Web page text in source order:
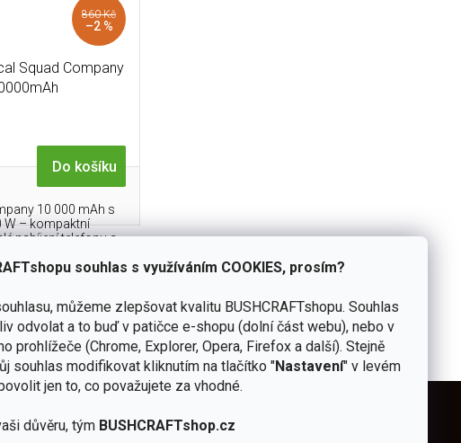
souhlas s využíváním COOKIES, prosím?
můžeme zlepšovat kvalitu BUSHCRAFTshopu. Souhlas
odvolat a to buď v patičce e-shopu (dolní část webu), nebo v
prohlížeče (Chrome, Explorer, Opera, Firefox a další). Stejně
souhlas modifikovat kliknutím na tlačítko "Nastavení" v levém
jen to, co považujete za vhodné.
důvěru, tým BUSHCRAFTshop.cz
860 Kč
–2 %
Squad Company
Do košíku
10 000 mAh s
W – kompaktní
nabíjení telefonu a...
O
l
á
d
a
c
í
r